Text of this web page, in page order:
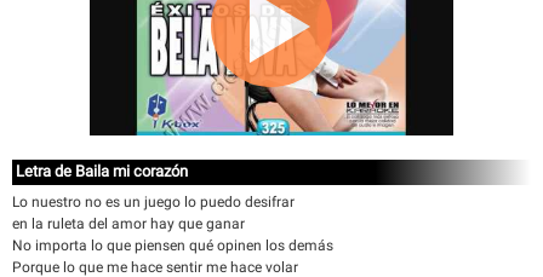
Letra de Baila mi corazón
Lo nuestro no es un juego lo puedo desifrar
en la ruleta del amor hay que ganar
No importa lo que piensen qué opinen los demás
Porque lo que me hace sentir me hace volar